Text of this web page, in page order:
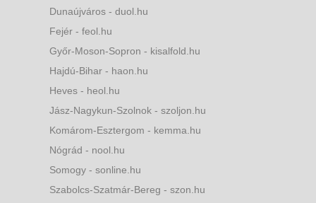
Dunaújváros - duol.hu
Fejér - feol.hu
Győr-Moson-Sopron - kisalfold.hu
Hajdú-Bihar - haon.hu
Heves - heol.hu
Jász-Nagykun-Szolnok - szoljon.hu
Komárom-Esztergom - kemma.hu
Nógrád - nool.hu
Somogy - sonline.hu
Szabolcs-Szatmár-Bereg - szon.hu